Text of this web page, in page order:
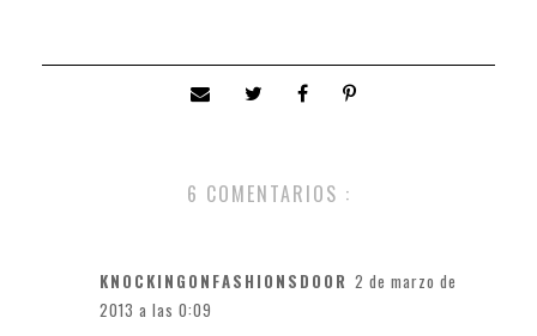
6 COMENTARIOS :
KNOCKINGONFASHIONSDOOR 2 de marzo de
2013 a las 0:09